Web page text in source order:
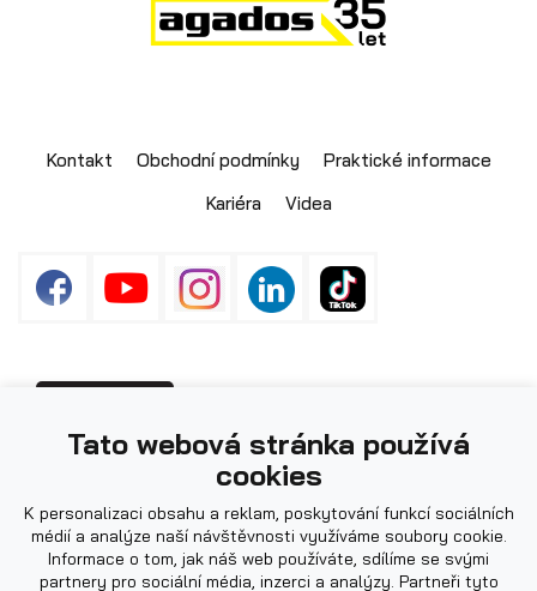
Výprodej
Kontakt Obchodní podmínky
Praktické informace
Kariéra
Videa
ilustrační.
Tato webová stránka používá
cookies
K personalizaci obsahu a reklam, poskytování funkcí sociálních
médií a analýze naší návštěvnosti využíváme soubory cookie.
Informace o tom, jak náš web používáte, sdílíme se svými
partnery pro sociální média, inzerci a analýzy. Partneři tyto